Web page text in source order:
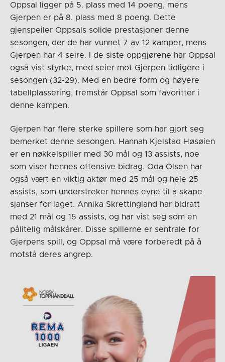
Oppsal ligger på 5. plass med 14 poeng, mens
Gjerpen er på 8. plass med 8 poeng. Dette
gjenspeiler Oppsals solide prestasjoner denne
sesongen, der de har vunnet 7 av 12 kamper, mens
Gjerpen har 4 seire. I de siste oppgjørene har Oppsal
også vist styrke, med seier mot Gjerpen tidligere i
sesongen (32-29). Med en bedre form og høyere
tabellplassering, fremstår Oppsal som favoritter i
denne kampen.
Gjerpen har flere sterke spillere som har gjort seg
bemerket denne sesongen. Hannah Kjelstad Høsøien
er en nøkkelspiller med 30 mål og 13 assists, noe
som viser hennes offensive bidrag. Oda Olsen har
også vært en viktig aktør med 25 mål og hele 25
assists, som understreker hennes evne til å skape
sjanser for laget. Annika Skrettingland har bidratt
med 21 mål og 15 assists, og har vist seg som en
pålitelig målskårer. Disse spillerne er sentrale for
Gjerpens spill, og Oppsal må være forberedt på å
motstå deres angrep.